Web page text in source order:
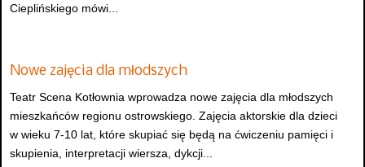
Cieplińskiego mówi...
Nowe zajęcia dla młodszych
Teatr Scena Kotłownia wprowadza nowe zajęcia dla młodszych
mieszkańców regionu ostrowskiego. Zajęcia aktorskie dla dzieci
w wieku 7-10 lat, które skupiać się będą na ćwiczeniu pamięci i
skupienia, interpretacji wiersza, dykcji...